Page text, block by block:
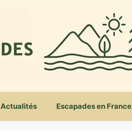
Actualités Escapades en France